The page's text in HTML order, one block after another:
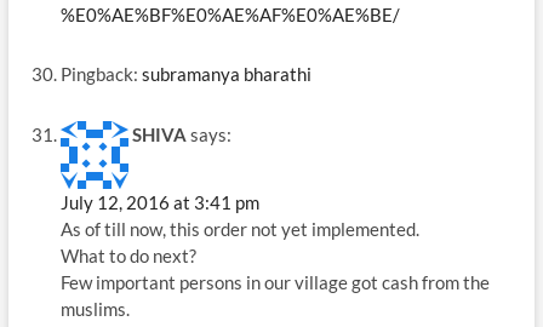
%E0%AE%BF%E0%AE%AF%E0%AE%BE/
Pingback: subramanya bharathi
SHIVA says:
July 12, 2016 at 3:41 pm
As of till now, this order not yet implemented.
What to do next?
Few important persons in our village got cash from the
muslims.